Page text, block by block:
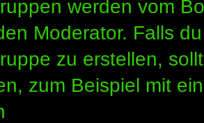
werden vom
Moderator. Falls
zu erstellen,
zum Beispiel mit